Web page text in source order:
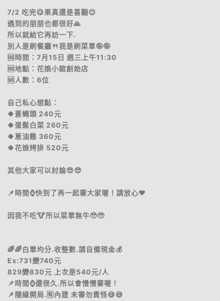
7/2 吃完😋果真還是喜翻😊
遇到的朋朋也都很好🙏
所以就給它再訪一下.
別人是刷餐廳🍴我是刷菜單🤪🤪
🆘時間：7月15日 週三上午11:30
🆘地點：花娘小館創始店
🆘人數：6位
自己私心想點：
🍀蒼蠅頭 240元
🍀蛋鬆白菜 260元
🍀蔥油雞 360元
🍀花娘烤排 520元
其他大家可以討論😎😎
📌時間⌚️快到了再一起審大家喔！請放心❤️
因我不吃🐮所以菜單無牛🥹🥹
🌈🌈白單均分.收整數.請自備現金💰
Ex:731變740元
829變830元 上次是540元/人
📌時間⌚️還很久.所以會慢慢審喔！
📌隨緣開局.🈶內建 未審勿責怪😅😅